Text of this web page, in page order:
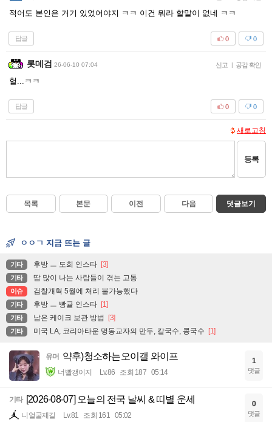
적어도 본인은 거기 있었어야지 ㅋㅋ 이건 뭐라 할말이 없네 ㅋㅋ
답글 0
0
롯데검 26-06-10 07:04 신고 | 공감 확인
헐...ㅋㅋ
답글 0
0
새로고침
등록
목록 본문 이전 다음 댓글보기
ㅇㅇㄱ 지금 뜨는 글
기타 후방 ㅡ 도희 인스타 [3]
기타 땀 많이 나는 사람들이 겪는 고통
이슈 검찰개혁 5월에 처리 불가능했다
기타 후방 ㅡ 빵귤 인스타 [1]
기타 남은 케이크 보관 방법 [3]
기타 미국 LA, 코리아타운 명동교자의 만두, 칼국수, 콩국수 [1]
유머 약후)청소하는오이갤 와이프
너빨갱이지 Lv.86 조회 187 05:14
1
댓글
기타 [2026-08-07] 오늘의 전국 날씨 & 띠별 운세
니얼굴제길 Lv.81 조회 161 05:02
0
댓글